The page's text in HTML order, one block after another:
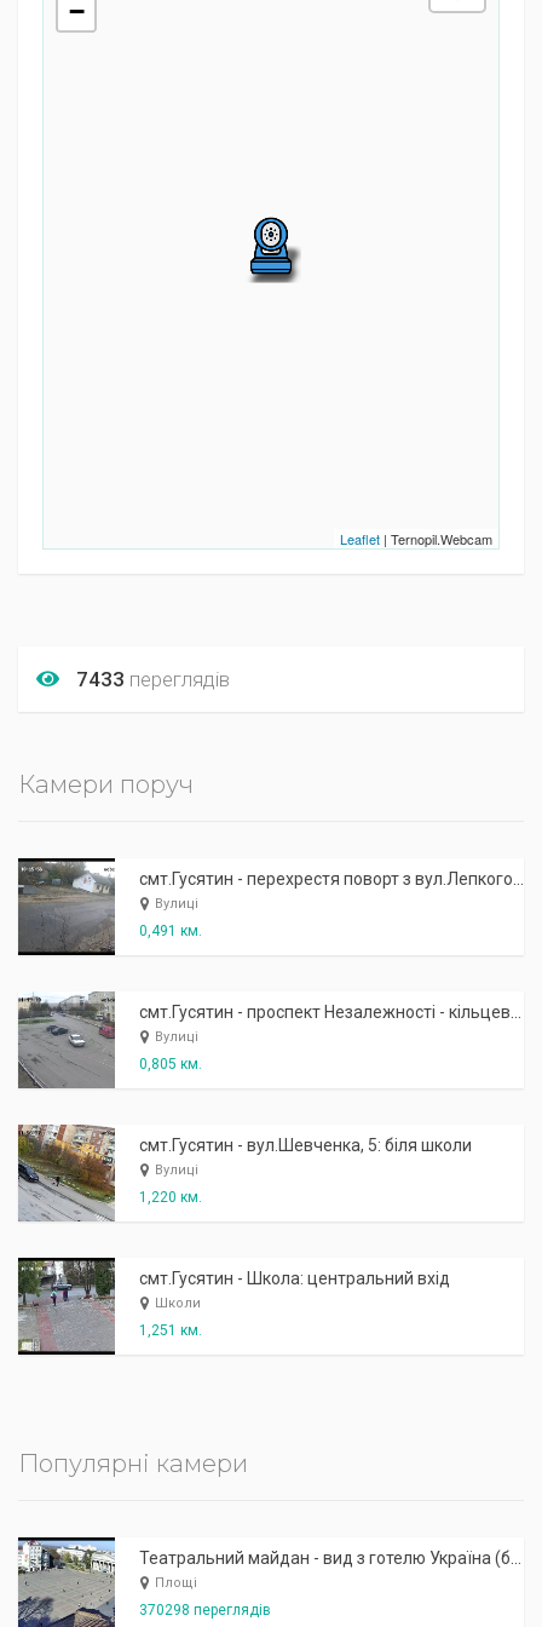
−
Leaflet | Ternopil.Webcam
7433 переглядів
Камери поруч
Вулиці
0,491 км.
Вулиці
0,805 км.
смт.Гусятин - вул.Шевченка, 5: біля школи
Вулиці
1,220 км.
смт.Гусятин - Школа: центральний вхід
Школи
1,251 км.
Популярні камери
Площі
370298 переглядів